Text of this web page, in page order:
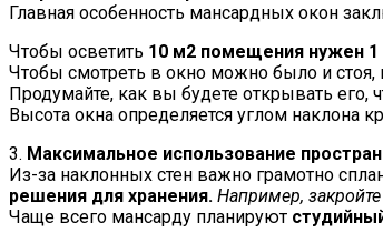
Главная особенность мансардных окон
Чтобы осветить 10 м2 помещения нужен 1
Чтобы смотреть в окно можно было и стоя,
Продумайте, как вы будете открывать его,
Высота окна определяется углом
3. Максимальное использование
Из-за наклонных стен важно грамотно
решения для хранения. Например,
Чаще всего мансарду планируют